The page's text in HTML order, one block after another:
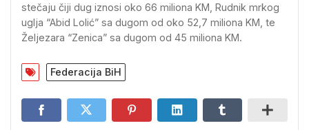
stečaju čiji dug iznosi oko 66 miliona KM, Rudnik mrkog
uglja “Abid Lolić” sa dugom od oko 52,7 miliona KM, te
Željezara “Zenica” sa dugom od 45 miliona KM.
Federacija BiH